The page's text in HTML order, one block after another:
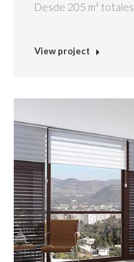
Desde 205 m² totales
View project